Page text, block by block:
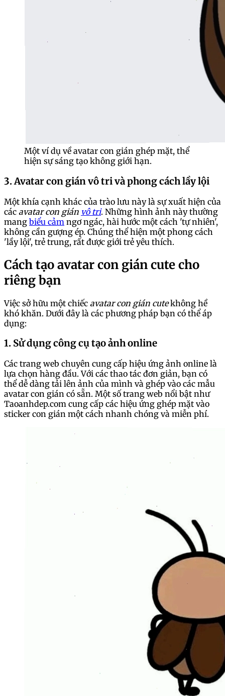
Một ví dụ về avatar con gián ghép mặt, thể
hiện sự sáng tạo không giới hạn.
3. Avatar con gián vô tri và phong cách lầy lội
Một khía cạnh khác của trào lưu này là sự xuất hiện của
các avatar con gián vô tri. Những hình ảnh này thường
mang biểu cảm ngơ ngác, hài hước một cách 'tự nhiên',
không cần gượng ép. Chúng thể hiện một phong cách
'lầy lội', trẻ trung, rất được giới trẻ yêu thích.
Cách tạo avatar con gián cute cho
riêng bạn
Việc sở hữu một chiếc avatar con gián cutekhông hề
khó khăn. Dưới đây là các phương pháp bạn có thể áp
dụng:
1. Sử dụng công cụ tạo ảnh online
Các trang web chuyên cung cấp hiệu ứng ảnh online là
lựa chọn hàng đầu. Với các thao tác đơn giản, bạn có
thể dễ dàng tải lên ảnh của mình và ghép vào các mẫu
avatar con gián có sẵn. Một số trang web nổi bật như
Taoanhdep.com cung cấp các hiệu ứng ghép mặt vào
sticker con gián một cách nhanh chóng và miễn phí.